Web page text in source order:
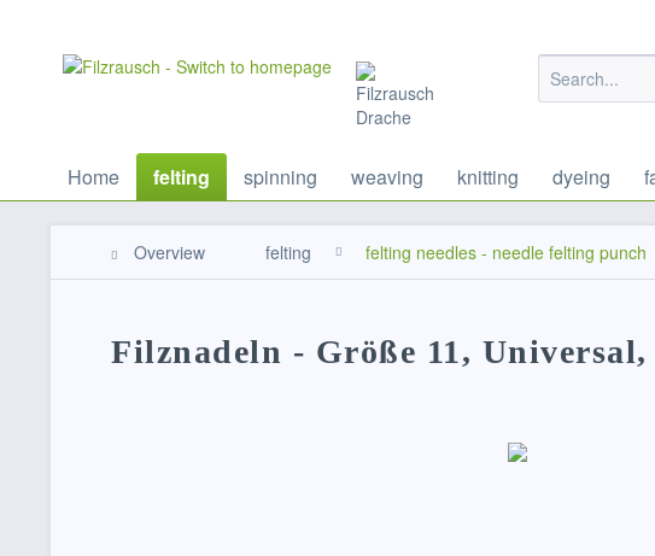
Home felting spinning weaving knitting dyeing
Overview felting felting needles - needle felting punch
Filznadeln - Größe 11,